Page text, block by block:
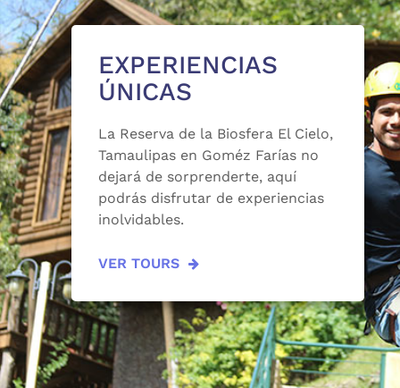
EXPERIENCIAS
ÚNICAS
La Reserva de la Biosfera El Cielo,
Tamaulipas en Goméz Farías no
dejará de sorprenderte, aquí
podrás disfrutar de experiencias
inolvidables.
VER TOURS